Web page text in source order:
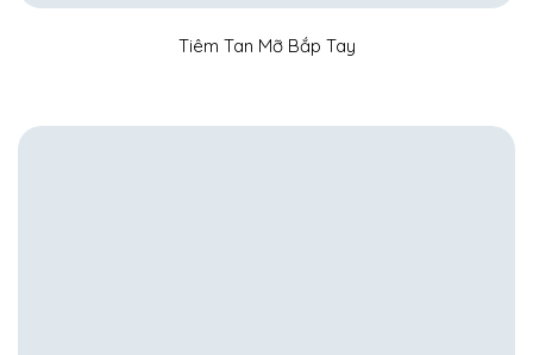
Tiêm Tan Mỡ Bắp Tay